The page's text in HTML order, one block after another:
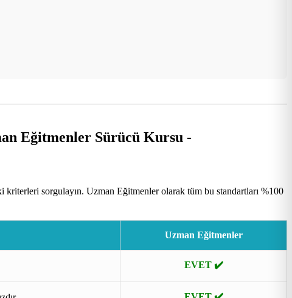
kriterleri sorgulayın. Uzman Eğitmenler olarak tüm bu standartları %100
Uzman Eğitmenler
EVET ✔️